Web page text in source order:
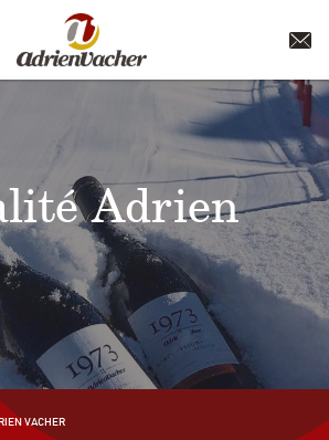
Adrien
VACHER